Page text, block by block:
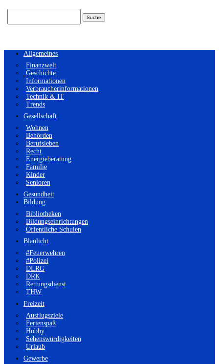
Allgemeines
Finanzwelt
Geschichte
Informationen
Verbraucherinformationen
Technik & IT
Trends
Gesellschaft
Wohnen
Behörden
Berufsleben
Recht
Energieberatung
Familie
Kinder
Senioren
Gesundheit
Bildung
Bibliotheken
Bildungseinrichtungen
Öffentliche Schulen
Blaulicht
#Feuerwehren
#Polizei
DLRG
DRK
Rettungsdienst
THW
Freizeit
Ausflugsziele
Ferienspaß
Hobby
Sehenswürdigkeiten
Urlaub
Gewerbe